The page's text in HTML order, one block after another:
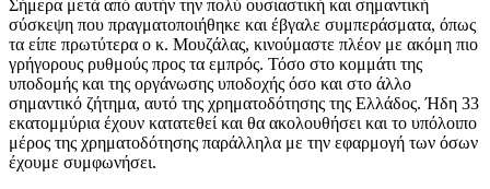
Σήμερα μετά από αυτήν την πολύ ουσιαστική και σημαντική
σύσκεψη που πραγματοποιήθηκε και έβγαλε συμπεράσματα, όπως
τα είπε πρωτύτερα ο κ. Μουζάλας, κινούμαστε πλέον με ακόμη πιο
γρήγορους ρυθμούς προς τα εμπρός. Τόσο στο κομμάτι της
υποδομής και της οργάνωσης υποδοχής όσο και στο άλλο
σημαντικό ζήτημα, αυτό της χρηματοδότησης της Ελλάδος. Ήδη 33
εκατομμύρια έχουν κατατεθεί και θα ακολουθήσει και το υπόλοιπο
μέρος της χρηματοδότησης παράλληλα με την εφαρμογή των όσων
έχουμε συμφωνήσει.